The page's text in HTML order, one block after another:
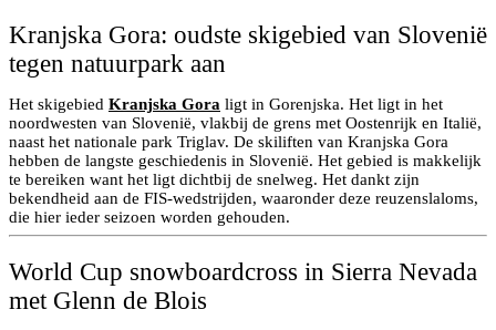
Kranjska Gora: oudste skigebied van Slovenië
tegen natuurpark aan
Het skigebied Kranjska Gora ligt in Gorenjska. Het ligt in het
noordwesten van Slovenië, vlakbij de grens met Oostenrijk en Italië,
naast het nationale park Triglav. De skiliften van Kranjska Gora
hebben de langste geschiedenis in Slovenië. Het gebied is makkelijk
te bereiken want het ligt dichtbij de snelweg. Het dankt zijn
bekendheid aan de FIS-wedstrijden, waaronder deze reuzenslaloms,
die hier ieder seizoen worden gehouden.
World Cup snowboardcross in Sierra Nevada
met Glenn de Blois